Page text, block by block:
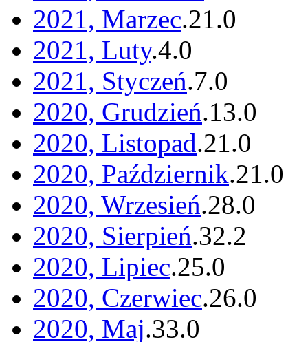
2021, Marzec.21.0
2021, Luty.4.0
2021, Styczeń.7.0
2020, Grudzień.13.0
2020, Listopad.21.0
2020, Październik.21.0
2020, Wrzesień.28.0
2020, Sierpień.32.2
2020, Lipiec.25.0
2020, Czerwiec.26.0
2020, Maj.33.0